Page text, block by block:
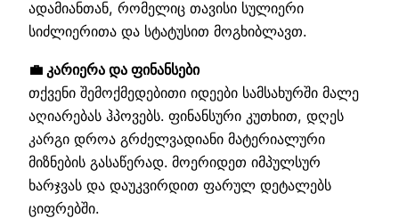
ადამიანთან, რომელიც თავისი სულიერი
სიძლიერითა და სტატუსით მოგხიბლავთ.
💼 კარიერა და ფინანსები
თქვენი შემოქმედებითი იდეები სამსახურში მალე
აღიარებას ჰპოვებს. ფინანსური კუთხით, დღეს
კარგი დროა გრძელვადიანი მატერიალური
მიზნების გასაწერად. მოერიდეთ იმპულსურ
ხარჯვას და დაუკვირდით ფარულ დეტალებს
ციფრებში.